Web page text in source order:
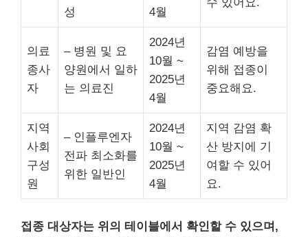
성 4월
의료
종사
자
– 병원 및 요
양원에서 일하
는 의료진
2024년
10월 ~
2025년
4월
감염 예방을
위해 접종이
중요해요.
지역
사회
구성
원
– 인플루엔자
전파 최소화를
위한 일반인
2024년
10월 ~
2025년
4월
지역 감염 확
산 방지에 기
여할 수 있어
요.
접종 대상자는 위의 테이블에서 확인할 수 있으며,